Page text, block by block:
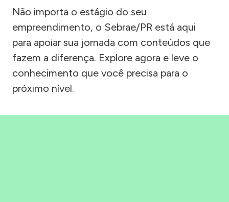
Não importa o estágio do seu
empreendimento, o Sebrae/PR está aqui
para apoiar sua jornada com conteúdos que
fazem a diferença. Explore agora e leve o
conhecimento que você precisa para o
próximo nível.